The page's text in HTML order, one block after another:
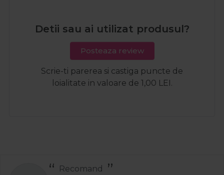
Detii sau ai utilizat produsul?
Posteaza review
Scrie-ti parerea si castiga puncte de
loialitate in valoare de 1,00 LEI.
Recomand